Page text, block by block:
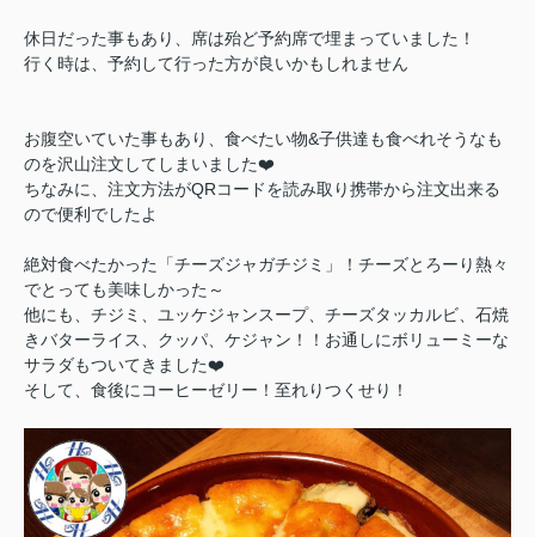
休日だった事もあり、席は殆ど予約席で埋まっていました！
行く時は、予約して行った方が良いかもしれません
お腹空いていた事もあり、食べたい物&子供達も食べれそうなも
のを沢山注文してしまいました❤️
ちなみに、注文方法がQRコードを読み取り携帯から注文出来る
ので便利でしたよ
絶対食べたかった「チーズジャガチジミ」！チーズとろーり熱々
でとっても美味しかった～
他にも、チジミ、ユッケジャンスープ、チーズタッカルビ、石焼
きバターライス、クッパ、ケジャン！！お通しにボリューミーな
サラダもついてきました❤️
そして、食後にコーヒーゼリー！至れりつくせり！